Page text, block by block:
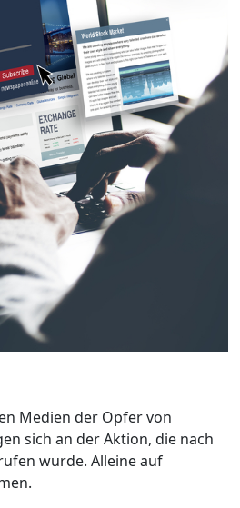
Medien der Opfer von
sich an der Aktion, die nach
wurde. Alleine auf